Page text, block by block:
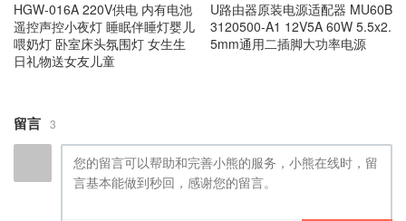
HGW‑016A 220V供电 内有电池
遥控声控小夜灯 睡眠伴睡灯婴儿
喂奶灯 卧室床头氛围灯 女生生
日礼物送女友儿童
U路由器原装电源适配器 MU60B
3120500-A1 12V5A 60W 5.5x2.
5mm通用二插脚大功率电源
留言 3